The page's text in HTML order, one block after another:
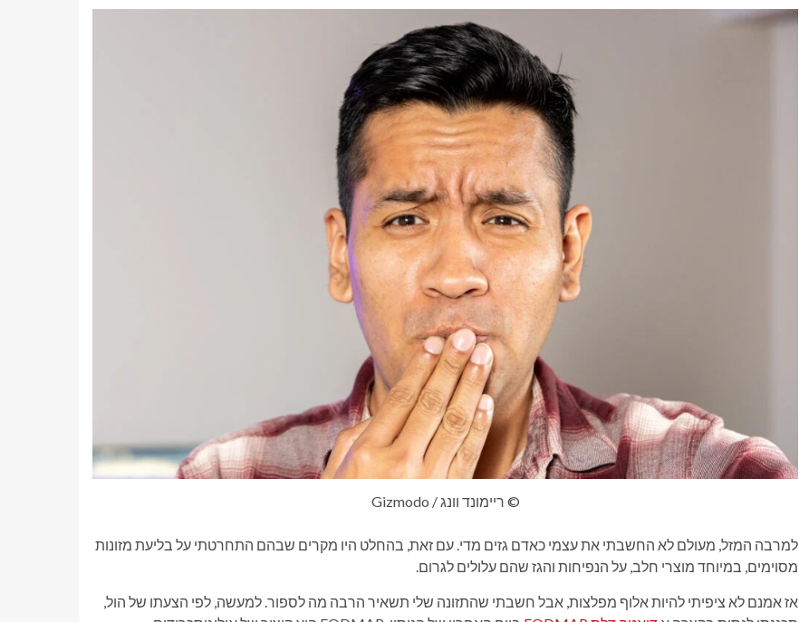
© ריימונד וונג / Gizmodo
למרבה המזל, מעולם לא החשבתי את עצמי כאדם גזים מדי. עם זאת, בהחלט היו מקרים שבהם התחרטתי על בליעת מזונות
מסוימים, במיוחד מוצרי חלב, על הנפיחות והגז שהם עלולים לגרום.
אז אמנם לא ציפיתי להיות אלוף מפלצות, אבל חשבתי שהתזונה שלי תשאיר הרבה מה לספור. למעשה, לפי הצעתו של הול,